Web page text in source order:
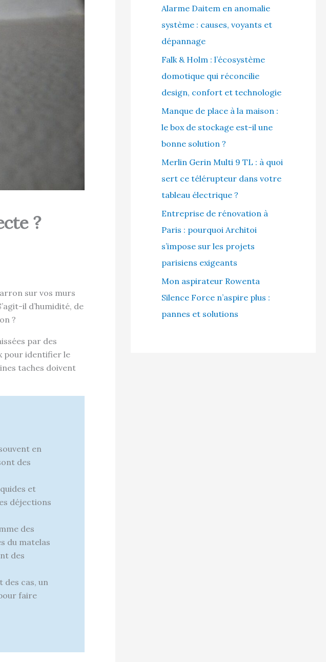
?
sur vos murs
il d’humidité, de
?
par des
pour identifier le
taches doivent
en
des
et
déjections
des
du matelas
des
des cas, un
faire
Alarme Daitem en anomalie
système : causes, voyants et
dépannage
Falk & Holm : l’écosystème
domotique qui réconcilie
design, confort et technologie
Manque de place à la maison :
le box de stockage est-il une
bonne solution ?
Merlin Gerin Multi 9 TL : à quoi
sert ce télérupteur dans votre
tableau électrique ?
Entreprise de rénovation à
Paris : pourquoi Architoi
s’impose sur les projets
parisiens exigeants
Mon aspirateur Rowenta
Silence Force n’aspire plus :
pannes et solutions